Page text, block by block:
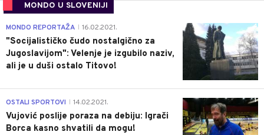
MONDO U SLOVENIJI
4
MONDO REPORTAŽA 16.02.2021.
"Socijalističko čudo nostalgično za
Jugoslavijom": Velenje je izgubilo naziv,
ali je u duši ostalo Titovo!
1
OSTALI SPORTOVI 14.02.2021.
Vujović poslije poraza na debiju: Igrači
Borca kasno shvatili da mogu!